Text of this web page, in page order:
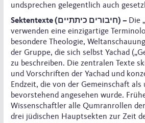
undsprechen gelegentlich auch
Sektentexte (חיבורים כיתתיים) – Die
verwenden eine einzigartige
besondere Theologie,
der Gruppe, die sich selbst Yachad
zu beschreiben. Die zentralen Texte
und Vorschriften der Yachad und
Endzeit, die von der Gemeinschaft
bevorstehend angesehen wurde.
Wissenschaftler alle Qumranrollen
drei jüdischen Hauptsekten zur Zeit